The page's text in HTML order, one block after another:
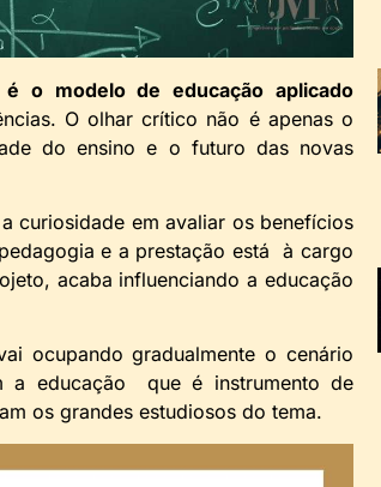
é o modelo de educação aplicado
O olhar crítico não é apenas o
do ensino e o futuro das novas
curiosidade em avaliar os benefícios
e a prestação está à cargo
acaba influenciando a educação
ocupando gradualmente o cenário
a educação que é instrumento de
os grandes estudiosos do tema.